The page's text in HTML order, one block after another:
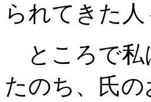
られてきた
ところで私
たのち、氏